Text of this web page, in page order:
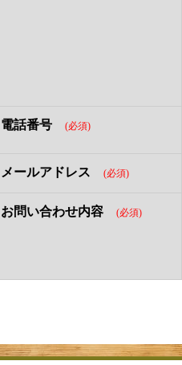
電話番号 (必須)
メールアドレス (必須)
お問い合わせ内容 (必須)